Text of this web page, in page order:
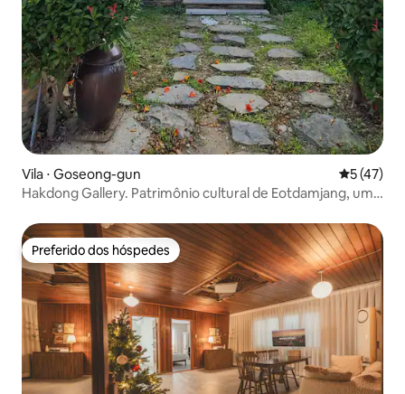
Vila ⋅ Goseong-gun 5 de uma
5 (47)
Hakdong Gallery. Patrimônio cultural de Eotdamjang, uma
de 3.300 m². Interior moderno e limpo.
Preferido dos hóspedes
Preferido dos hóspedes